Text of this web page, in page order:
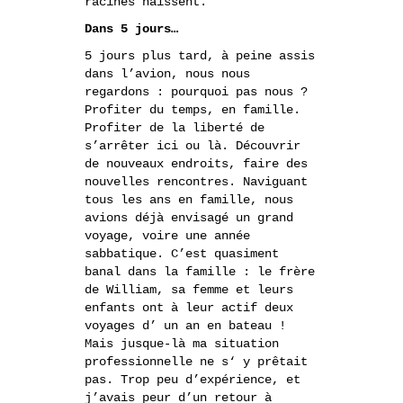
Dans 5 jours…
5 jours plus tard, à peine assis
dans l’avion, nous nous
regardons : pourquoi pas nous ?
Profiter du temps, en famille.
Profiter de la liberté de
s’arrêter ici ou là. Découvrir
de nouveaux endroits, faire des
nouvelles rencontres. Naviguant
tous les ans en famille, nous
avions déjà envisagé un grand
voyage, voire une année
sabbatique. C’est quasiment
banal dans la famille : le frère
de William, sa femme et leurs
enfants ont à leur actif deux
voyages d’ un an en bateau !
Mais jusque-là ma situation
professionnelle ne s‘ y prêtait
pas. Trop peu d’expérience, et
j’avais peur d’un retour à